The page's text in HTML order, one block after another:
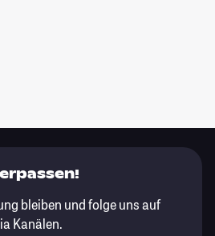
bleiben und folge uns auf
Kanälen.